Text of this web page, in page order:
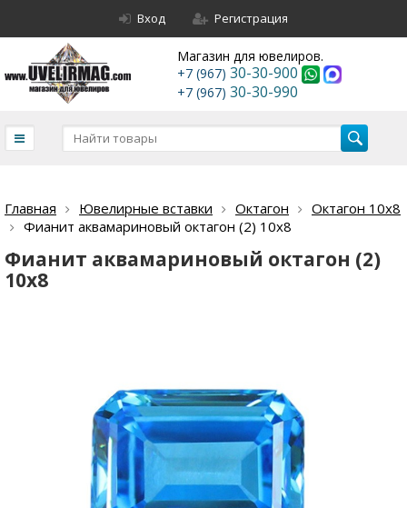
Вход Регистрация
Магазин для ювелиров.
+7 (967) 30-30-900
+7 (967) 30-30-990
Главная Ювелирные вставки Октагон
Октагон 10х8
Фианит аквамариновый октагон (2) 10х8
Фианит аквамариновый октагон (2)
10х8